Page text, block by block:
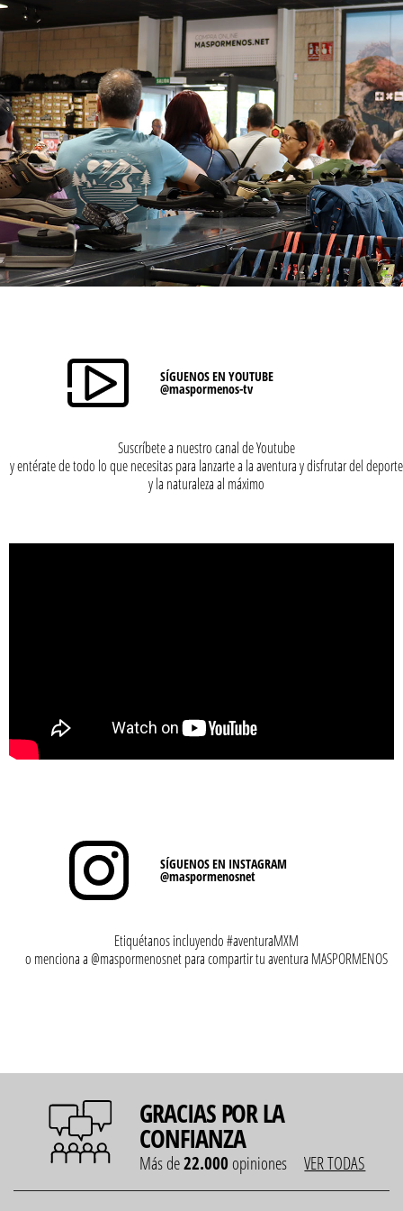
SÍGUENOS EN YOUTUBE
@maspormenos-tv
Suscríbete a nuestro canal de Youtube
y entérate de todo lo que necesitas para lanzarte a la aventura y disfrutar del deporte
y la naturaleza al máximo
SÍGUENOS EN INSTAGRAM
@maspormenosnet
Etiquétanos incluyendo #aventuraMXM
o menciona a @maspormenosnet para compartir tu aventura MASPORMENOS
GRACIAS POR LA
CONFIANZA
Más de22.000 opiniones VER TODAS